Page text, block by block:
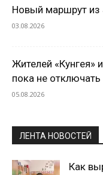
Новый маршрут из
03.08.2026
Жителей «Кунгея»
пока не
05.08.2026
ЛЕНТА НОВОСТЕЙ
Как